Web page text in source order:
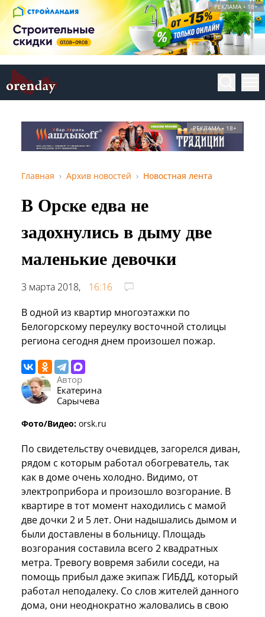
РЕКЛАМА • 18+
РЕКЛАМА • 18+
Главная Архив новостей Новостная лента
В Орске едва не
задохнулись в дыму две
маленькие девочки
3 марта 2018,
16:16
В одной из квартир многоэтажки по
Белогорскому переулку восточной столицы
региона сегодня днем произошел пожар.
Автор
Екатерина
Сарычева
Фото/Видео: orsk.ru
По свидетельству очевидцев, загорелся диван,
рядом с которым работал обогреватель, так
как в доме очень холодно. Видимо, от
электроприбора и произошло возгорание. В
квартире в тот момент находились с мамой
две дочки 2 и 5 лет. Они надышались дымом и
были доставлены в больницу. Площадь
возгорания составила всего 2 квадратных
метра. Тревогу вовремя забили соседи, на
помощь прибыл даже экипаж ГИБДД, который
работал неподалеку. Со слов жителей данного
дома, они неоднократно жаловались в свою